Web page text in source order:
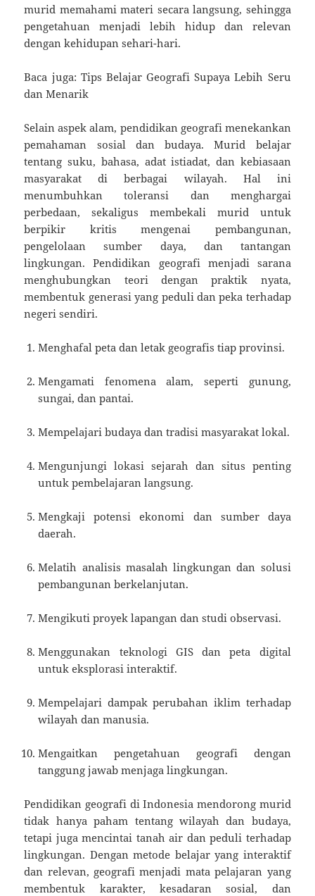
murid memahami materi secara langsung, sehingga
pengetahuan menjadi lebih hidup dan relevan
dengan kehidupan sehari-hari.
Baca juga: Tips Belajar Geografi Supaya Lebih Seru
dan Menarik
Selain aspek alam, pendidikan geografi menekankan
pemahaman sosial dan budaya. Murid belajar
tentang suku, bahasa, adat istiadat, dan kebiasaan
masyarakat di berbagai wilayah. Hal ini
menumbuhkan toleransi dan menghargai
perbedaan, sekaligus membekali murid untuk
berpikir kritis mengenai pembangunan,
pengelolaan sumber daya, dan tantangan
lingkungan. Pendidikan geografi menjadi sarana
menghubungkan teori dengan praktik nyata,
membentuk generasi yang peduli dan peka terhadap
negeri sendiri.
Menghafal peta dan letak geografis tiap provinsi.
Mengamati fenomena alam, seperti gunung,
sungai, dan pantai.
Mempelajari budaya dan tradisi masyarakat lokal.
Mengunjungi lokasi sejarah dan situs penting
untuk pembelajaran langsung.
Mengkaji potensi ekonomi dan sumber daya
daerah.
Melatih analisis masalah lingkungan dan solusi
pembangunan berkelanjutan.
Mengikuti proyek lapangan dan studi observasi.
Menggunakan teknologi GIS dan peta digital
untuk eksplorasi interaktif.
Mempelajari dampak perubahan iklim terhadap
wilayah dan manusia.
Mengaitkan pengetahuan geografi dengan
tanggung jawab menjaga lingkungan.
Pendidikan geografi di Indonesia mendorong murid
tidak hanya paham tentang wilayah dan budaya,
tetapi juga mencintai tanah air dan peduli terhadap
lingkungan. Dengan metode belajar yang interaktif
dan relevan, geografi menjadi mata pelajaran yang
membentuk karakter, kesadaran sosial, dan